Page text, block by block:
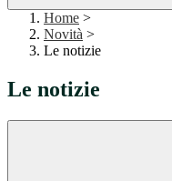
Home >
Novità >
Le notizie
Le notizie